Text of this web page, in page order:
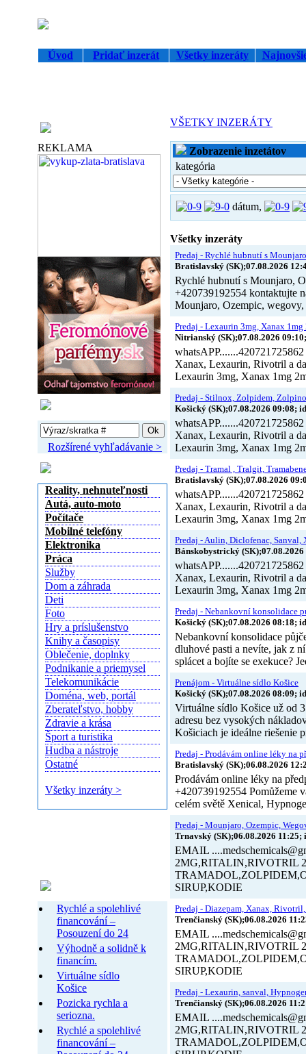
Úvod Pridať inzerát Všetky inzeráty
REKLAMA
Rozšírené vyhľadávanie >
Reality, nehnuteľnosti
Autá, auto-moto
Počítače
Mobilné telefóny
Elektronika
Práca
Služby
Dom a záhrada
Deti
Foto
Hry a príslušenstvo
Knihy a časopisy
Oblečenie, doplnky
Podnikanie a priemysel
Telekomunikácie
Doména, web, portál
Zberateľstvo, hobby
Zdravie a krása
Šport a turistika
Hudba a nástroje
Ostatné
Všetky inzeráty >
Rychlé a spolehlivé
financování –
Posouzení do 24
Výhodně a solidně k
financím.
Virtuálne sídlo
Košice
Pozicka rychla a
seriozna.
Rychlé a spolehlivé
financování –
VŠETKY INZERÁTY
Zobrazenie inzetátov
kategória
dátum,
Všetky inzeráty
Predaj - Rychlé hubnutí s
Bratislavský (SK);07.08.2026
Rychlé hubnutí s Mounjaro,
+420739192554 kontaktujte
Mounjaro, Ozempic,
Predaj - Lexaurin 3mg, Xanax
Nitrianský (SK);07.08.2026
Xanax, Lexaurin, Rivotril a
Lexaurin 3mg, Xanax 1mg
Predaj - Stilnox, Zolpidem,
Košický (SK);07.08.2026 09:08;
Xanax, Lexaurin, Rivotril a
Lexaurin 3mg, Xanax 1mg
Predaj - Tramal , Tralgit,
Bratislavský (SK);07.08.2026
Xanax, Lexaurin, Rivotril a
Lexaurin 3mg, Xanax 1mg
Predaj - Aulin, Diclofenac, Sanval,
Bánskobystrický
Xanax, Lexaurin, Rivotril a
Lexaurin 3mg, Xanax 1mg
Predaj - Nebankovní konsolidace
Košický (SK);07.08.2026 08:18;
Nebankovní konsolidace
dluhové pasti a nevíte, jak z
splácet a bojíte se exekuce?
Prenájom - Virtuálne sídlo Košice
Košický (SK);07.08.2026 08:09;
Virtuálne sídlo Košice už od
adresu bez vysokých
Košiciach je ideálne riešenie
Predaj - Prodávám online léky na
Bratislavský (SK);06.08.2026
Prodávám online léky na
+420739192554 Pomůžeme
celém světě Xenical,
Predaj - Mounjaro, Ozempic,
Trnavský (SK);06.08.2026 11:25;
EMAIL
2MG,RITALIN,RIVOTRIL
SIRUP,KODIE
Predaj - Diazepam, Xanax,
Trenčianský (SK);06.08.2026
EMAIL
2MG,RITALIN,RIVOTRIL
SIRUP,KODIE
Predaj - Lexaurin, sanval,
Trenčianský (SK);06.08.2026
EMAIL
2MG,RITALIN,RIVOTRIL